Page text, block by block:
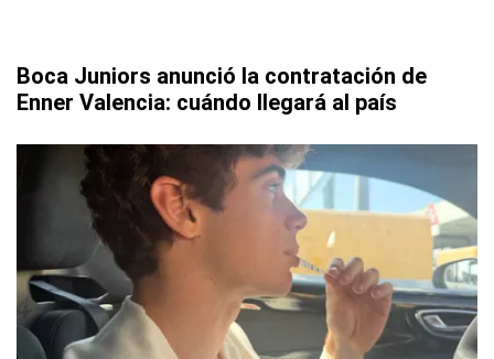
Boca Juniors anunció la contratación de
Enner Valencia: cuándo llegará al país